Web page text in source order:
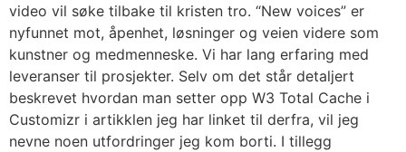
video vil søke tilbake til kristen tro. “New voices” er
nyfunnet mot, åpenhet, løsninger og veien videre som
kunstner og medmenneske. Vi har lang erfaring med
leveranser til prosjekter. Selv om det står detaljert
beskrevet hvordan man setter opp W3 Total Cache i
Customizr i artikklen jeg har linket til derfra, vil jeg
nevne noen utfordringer jeg kom borti. I tillegg